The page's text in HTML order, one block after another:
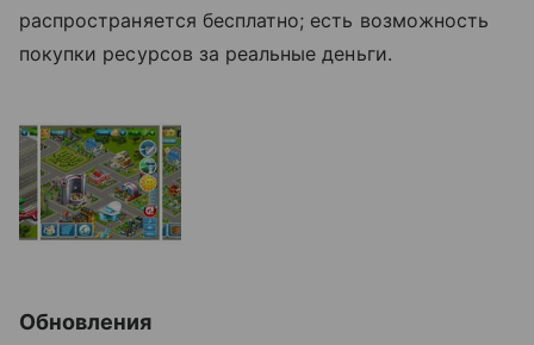
распространяется бесплатно; есть возможность
покупки ресурсов за реальные деньги.
Обновления